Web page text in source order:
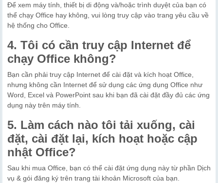
Để xem máy tính, thiết bị di động và/hoặc trình duyệt của bạn có
thể chạy Office hay không, vui lòng truy cập vào trang yêu cầu về
hệ thống cho Office.
4. Tôi có cần truy cập Internet để
chạy Office không?
Bạn cần phải truy cập Internet để cài đặt và kích hoạt Office,
nhưng không cần Internet để sử dụng các ứng dụng Office như
Word, Excel và PowerPoint sau khi bạn đã cài đặt đầy đủ các ứng
dụng này trên máy tính.
5. Làm cách nào tôi tải xuống, cài
đặt, cài đặt lại, kích hoạt hoặc cập
nhật Office?
Sau khi mua Office, bạn có thể cài đặt ứng dụng này từ phần Dịch
vụ & gói đăng ký trên trang tài khoản Microsoft của bạn.